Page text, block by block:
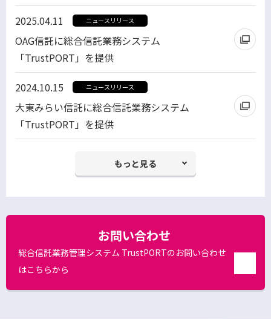
ド
ウ
で
開
く
別
ウ
ィ
ン
ド
ウ
で
開
く
2025.04.11 ニュースリリース
OAG信託に総合信託業務システム
「TrustPORT」を提供
別
ウ
ィ
ン
ド
2024.10.15 ニュースリリース
大東みらい信託に総合信託業務システム
「TrustPORT」を提供
もっと見る
お問い合わせ
総合信託業務管理システム TrustPORTのお問い合わせ
はこちらから
ウ